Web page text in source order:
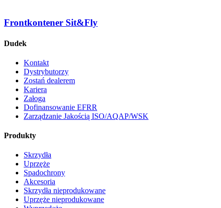
Frontkontener Sit&Fly
Dudek
Kontakt
Dystrybutorzy
Zostań dealerem
Kariera
Załoga
Dofinansowanie EFRR
Zarządzanie Jakością ISO/AQAP/WSK
Produkty
Skrzydła
Uprzęże
Spadochrony
Akcesoria
Skrzydła nieprodukowane
Uprzęże nieprodukowane